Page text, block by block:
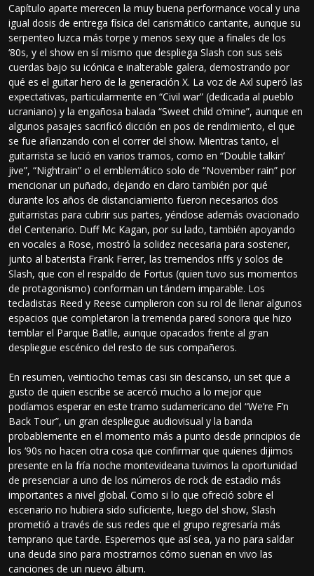
Capítulo aparte merecen la muy buena performance vocal y una
igual dosis de entrega física del carismático cantante, aunque su
serpenteo luzca más torpe y menos sexy que a finales de los
‘80s, y el show en sí mismo que despliega Slash con sus seis
cuerdas bajo su icónica e inalterable galera, demostrando por
qué es el guitar hero de la generación X. La voz de Axl superó las
expectativas, particularmente en “Civil war” (dedicada al pueblo
ucraniano) y la engañosa balada “Sweet child o’mine”, aunque en
algunos pasajes sacrificó dicción en pos de rendimiento, el que
se fue afianzando con el correr del show. Mientras tanto, el
guitarrista se lució en varios tramos, como en “Double talkin’
jive”, “Nightrain” o el emblemático solo de “November rain” por
mencionar un puñado, dejando en claro también por qué
durante los años de distanciamiento fueron necesarios dos
guitarristas para cubrir sus partes, yéndose además ovacionado
del Centenario. Duff Mc Kagan, por su lado, también apoyando
en vocales a Rose, mostró la solidez necesaria para sostener,
junto al baterista Frank Ferrer, las tremendos riffs y solos de
Slash, que con el respaldo de Fortus (quien tuvo sus momentos
de protagonismo) conforman un tándem imparable. Los
tecladistas Reed y Reese cumplieron con su rol de llenar algunos
espacios que completaron la tremenda pared sonora que hizo
temblar el Parque Batlle, aunque opacados frente al gran
despliegue escénico del resto de sus compañeros.
En resumen, veintiocho temas casi sin descanso, un set que a
gusto de quien escribe se acercó mucho a lo mejor que
podíamos esperar en este tramo sudamericano del “We’re F’n
Back Tour”, un gran despliegue audiovisual y la banda
probablemente en el momento más a punto desde principios de
los ‘90s no hacen otra cosa que confirmar que quienes dijimos
presente en la fría noche montevideana tuvimos la oportunidad
de presenciar a uno de los números de rock de estadio más
importantes a nivel global. Como si lo que ofreció sobre el
escenario no hubiera sido suficiente, luego del show, Slash
prometió a través de sus redes que el grupo regresaría más
temprano que tarde. Esperemos que así sea, ya no para saldar
una deuda sino para mostrarnos cómo suenan en vivo las
canciones de un nuevo álbum.